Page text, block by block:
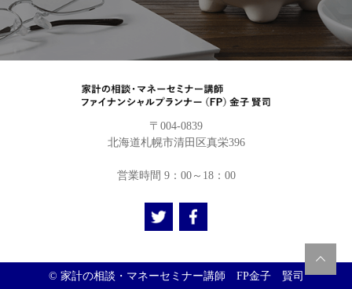
〒004-0839
北海道札幌市清田区真栄396
営業時間 9：00～18：00
© 家計の相談・マネーセミナー講師 FP金子 賢司